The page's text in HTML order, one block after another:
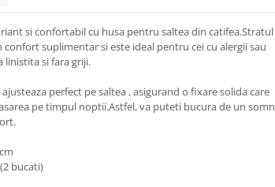
si confortabil cu husa pentru saltea din catifea.Stratul
suplimentar si este ideal pentru cei cu alergii sau
si fara griji.
perfect pe saltea , asigurand o fixare solida care
pe timpul noptii.Astfel, va puteti bucura de un somn
bucati)